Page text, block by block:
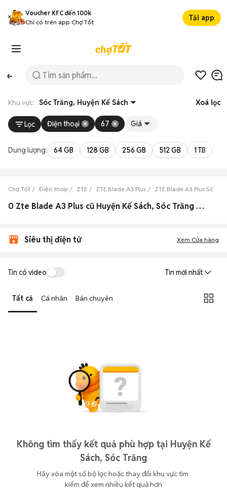
Voucher KFC đến 100k
Chỉ có trên app Chợ Tốt
Tải app
Khu vực: Sóc Trăng, Huyện Kế Sách Xoá lọc
Lọc Điện thoại 67 Giá
Dung lượng: 64 GB 128 GB 256 GB 512 GB 1 TB
Chợ Tốt Điện thoại ZTE ZTE Blade A3 Plus ZTE Blade A3 Plus Sóc
0 Zte Blade A3 Plus cũ Huyện Kế Sách, Sóc Trăng đẹp
Siêu thị điện tử Xem Cửa hàng
Tin có video Tin mới nhất
Tất cả Cá nhân Bán chuyên
Không tìm thấy kết quả phù hợp tại Huyện Kế
Sách, Sóc Trăng
Hãy xóa một số bộ lọc hoặc thay đổi khu vực tìm
kiếm để xem nhiều kết quả hơn